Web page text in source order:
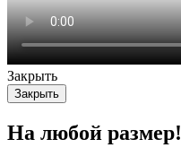
Закрыть
Закрыть
На любой размер!